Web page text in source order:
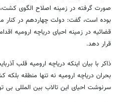
صورت گرفته در زمینه اصلاح الگوی
بوده است، گفت: دولت چهاردهم در کنار
قضائیه در زمینه احیای دریاچه ارومیه
قرار دهد.
ذاکر با بیان اینکه دریاچه ارومیه قلب
بحران دریاچه ارومیه نه تنها منطقه بلکه
سرنوشت احیای این تالاب بین المللی بی